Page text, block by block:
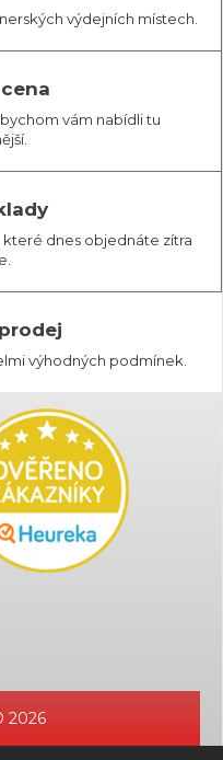
výdejních místech.
vám nabídli tu
dnes objednáte zítra
výhodných podmínek.
2026